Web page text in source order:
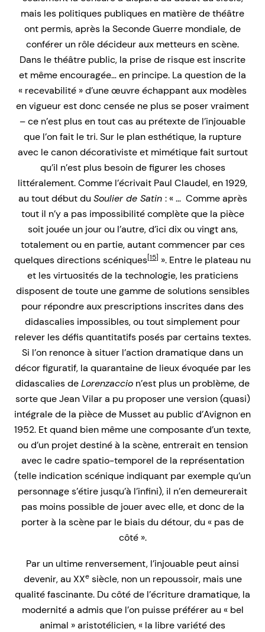
mais les politiques publiques en matière de théâtre
ont permis, après la Seconde Guerre mondiale, de
conférer un rôle décideur aux metteurs en scène.
Dans le théâtre public, la prise de risque est inscrite
et même encouragée… en principe. La question de la
« recevabilité » d’une œuvre échappant aux modèles
en vigueur est donc censée ne plus se poser vraiment
– ce n’est plus en tout cas au prétexte de l’injouable
que l’on fait le tri. Sur le plan esthétique, la rupture
avec le canon décorativiste et mimétique fait surtout
qu’il n’est plus besoin de figurer les choses
littéralement. Comme l’écrivait Paul Claudel, en 1929,
au tout début du Soulier de Satin : « … Comme après
tout il n’y a pas impossibilité complète que la pièce
soit jouée un jour ou l’autre, d’ici dix ou vingt ans,
totalement ou en partie, autant commencer par ces
quelques directions scéniques[15] ». Entre le plateau nu
et les virtuosités de la technologie, les praticiens
disposent de toute une gamme de solutions sensibles
pour répondre aux prescriptions inscrites dans des
didascalies impossibles, ou tout simplement pour
relever les défis quantitatifs posés par certains textes.
Si l’on renonce à situer l’action dramatique dans un
décor figuratif, la quarantaine de lieux évoquée par les
didascalies deLorenzaccio n’est plus un problème, de
sorte que Jean Vilar a pu proposer une version (quasi)
intégrale de la pièce de Musset au public d’Avignon en
1952. Et quand bien même une composante d’un texte,
ou d’un projet destiné à la scène, entrerait en tension
avec le cadre spatio-temporel de la représentation
(telle indication scénique indiquant par exemple qu’un
personnage s’étire jusqu’à l’infini), il n’en demeurerait
pas moins possible de jouer avec elle, et donc de la
porter à la scène par le biais du détour, du « pas de
côté ».
Par un ultime renversement, l’injouable peut ainsi
devenir, au XXesiècle, non un repoussoir, mais une
qualité fascinante. Du côté de l’écriture dramatique, la
modernité a admis que l’on puisse préférer au « bel
animal » aristotélicien, « la libre variété des